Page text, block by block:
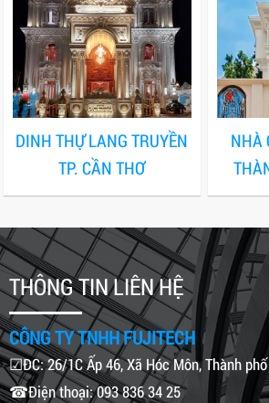
DINH THỰ LANG TRUYỀN
TP. CẦN THƠ
NHÀ
THÔNG TIN LIÊN HỆ
CÔNG TY TNHH FUJITECH
☑ĐC: 26/1C Ấp 46, Xã Hóc Môn, Thành
☎Điện thoại: 093 836 34 25